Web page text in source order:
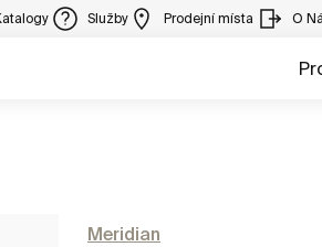
Služby Prodejní místa O
Meridian